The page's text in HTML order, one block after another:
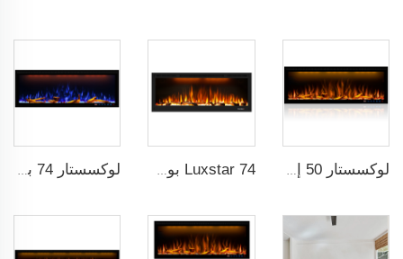
لوكسستار 50 إنش موقد زخرفي مع جهاز تحكم ذكي LCD Luxstar 74 بوصة جودة عالية تأثير دخان 3D Fireplace داخلية لوكسستار 74 بوصة مدفأة كهربائية ذكية داخلية مع تقنية اللهب بتكنولوجيا ضوء LED مع لهب LED